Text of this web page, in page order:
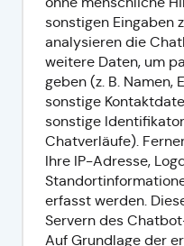
sonstigen Eingaben
analysieren die
weitere Daten, um
geben (z. B.
sonstige
sonstige
Chatverläufe).
Ihre IP-Adresse,
erfasst werden.
Servern des
Auf Grundlage der